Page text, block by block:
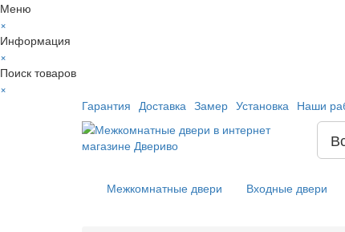
Меню
×
Информация
×
Поиск товаров
×
Гарантия Доставка Замер Установка Наши
Межкомнатные двери Входные двери